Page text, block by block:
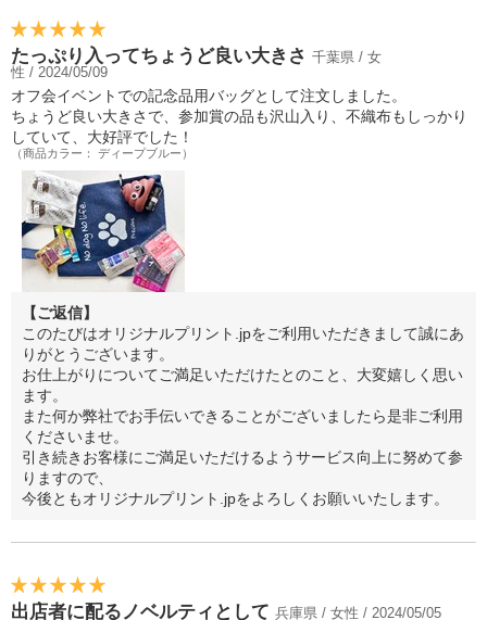
たっぷり入ってちょうど良い大きさ 千葉県 / 女
性 / 2024/05/09
オフ会イベントでの記念品用バッグとして注文しました。
ちょうど良い大きさで、参加賞の品も沢山入り、不織布もしっかり
していて、大好評でした！
（商品カラー： ディープブルー）
【ご返信】
このたびはオリジナルプリント.jpをご利用いただきまして誠にあ
りがとうございます。
お仕上がりについてご満足いただけたとのこと、大変嬉しく思い
ます。
また何か弊社でお手伝いできることがございましたら是非ご利用
くださいませ。
引き続きお客様にご満足いただけるようサービス向上に努めて参
りますので、
今後ともオリジナルプリント.jpをよろしくお願いいたします。
出店者に配るノベルティとして 兵庫県 / 女性 / 2024/05/05